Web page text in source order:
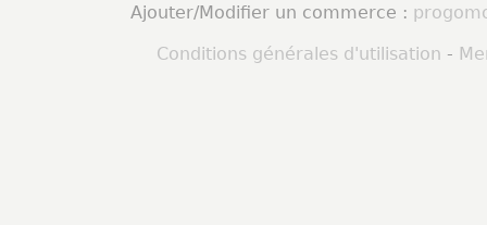
Ajouter/Modifier un commerce :
Conditions générales d'utilisation -